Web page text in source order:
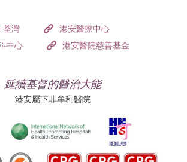
荃灣
港安醫療中心
中心
港安醫院慈善基金
延續基督的醫治大能
港安屬下非牟利醫院